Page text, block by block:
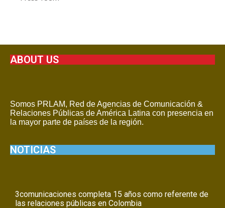
ABOUT US
Somos PRLAM, Red de Agencias de Comunicación &
Relaciones Públicas de América Latina con presencia en
la mayor parte de países de la región.
NOTICIAS
3comunicaciones completa 15 años como referente de
las relaciones públicas en Colombia